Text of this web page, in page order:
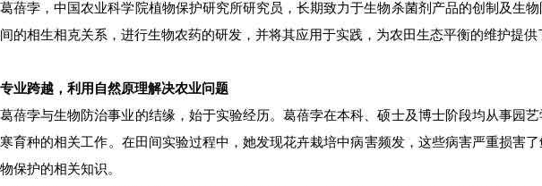
葛蓓孛，中国农业科学院植物保护研究所研究员，长期致力于生物杀菌剂产品的创制及生
的相生相克关系，进行生物农药的研发，并将其应用于实践，为农田生态平衡的维护提供
专业跨越，利用自然原理解决农业问题
葛蓓孛与生物防治事业的结缘，始于实验经历。葛蓓孛在本科、硕士及博士阶段均从事园
育种的相关工作。在田间实验过程中，她发现花卉栽培中病害频发，这些病害严重损害
保护的相关知识。